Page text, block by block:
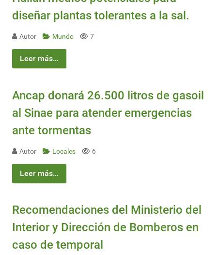
diseñar plantas tolerantes a la sal.
Autor Mundo 7
Leer más...
Ancap donará 26.500 litros de gasoil
al Sinae para atender emergencias
ante tormentas
Autor Locales 6
Leer más...
Recomendaciones del Ministerio del
Interior y Dirección de Bomberos en
caso de temporal